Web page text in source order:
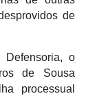
de
o
de Sousa
processual